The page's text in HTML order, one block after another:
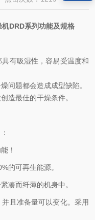
DRD系列功能及规格
有吸湿性，容易受温度和
问题都会造成成型缺陷。
造最佳的干燥条件。
！
的可再生能源。
凑而纤薄的机身中。
且准备量可以变化。采用